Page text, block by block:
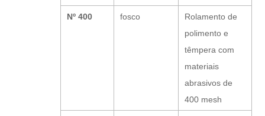
Nº 400 fosco
Rolamento de
polimento e
têmpera com
materiais
abrasivos de
400 mesh